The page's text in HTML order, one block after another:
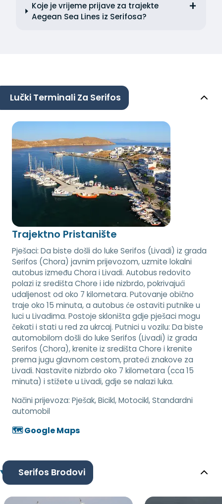
Koje je vrijeme prijave za trajekte
Aegean Sea Lines iz Serifosa?
Lučki Terminali Za Serifos
Trajektno Pristanište
Pješaci: Da biste došli do luke Serifos (Livadi) iz grada
Serifos (Chora) javnim prijevozom, uzmite lokalni
autobus između Chora i Livadi. Autobus redovito
polazi iz središta Chore i ide nizbrdo, pokrivajući
udaljenost od oko 7 kilometara. Putovanje obično
traje oko 15 minuta, a autobus će ostaviti putnike u
luci u Livadima. Postoje skloništa gdje pješaci mogu
čekati i stati u red za ukrcaj. Putnici u vozilu: Da biste
automobilom došli do luke Serifos (Livadi) iz grada
Serifos (Chora), krenite iz središta Chore i krenite
prema jugu glavnom cestom, prateći znakove za
Livadi. Nastavite nizbrdo oko 7 kilometara (cca 15
minuta) i stižete u Livadi, gdje se nalazi luka.
Načini prijevoza: Pješak, Bicikl, Motocikl, Standardni
automobil
🗺️ Google Maps
Serifos Brodovi